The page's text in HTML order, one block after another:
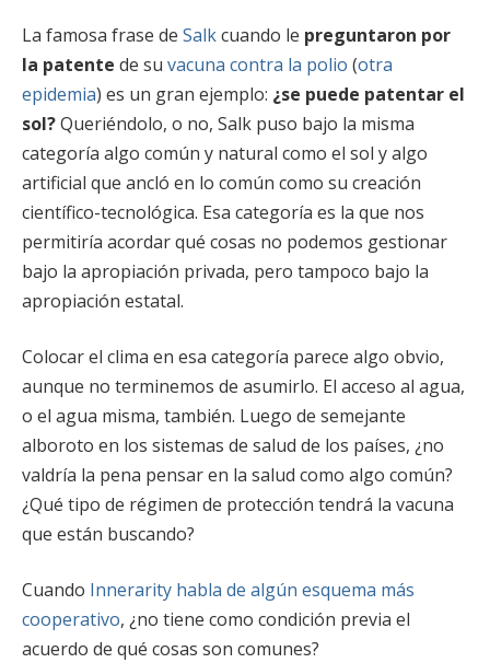
La famosa frase de Salkcuando le preguntaron por
la patente de su vacuna contra la polio (otra
epidemia) es un gran ejemplo: ¿se puede patentar el
sol?Queriéndolo, o no, Salk puso bajo la misma
categoría algo común y natural como el sol y algo
artificial que ancló en lo común como su creación
científico-tecnológica. Esa categoría es la que nos
permitiría acordar qué cosas no podemos gestionar
bajo la apropiación privada, pero tampoco bajo la
apropiación estatal.
Colocar el clima en esa categoría parece algo obvio,
aunque no terminemos de asumirlo. El acceso al agua,
o el agua misma, también. Luego de semejante
alboroto en los sistemas de salud de los países, ¿no
valdría la pena pensar en la salud como algo común?
¿Qué tipo de régimen de protección tendrá la vacuna
que están buscando?
Cuando Innerarity habla de algún esquema más
cooperativo, ¿no tiene como condición previa el
acuerdo de qué cosas son comunes?